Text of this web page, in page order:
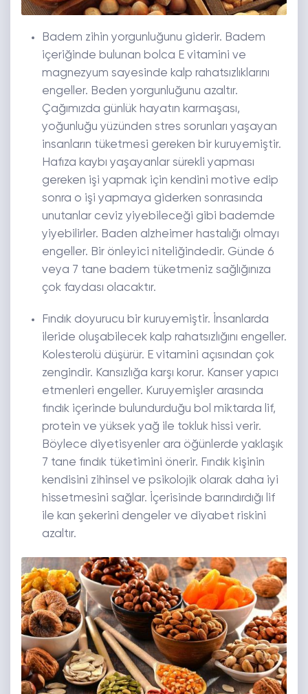
Badem zihin yorgunluğunu giderir. Badem
içeriğinde bulunan bolca E vitamini ve
magnezyum sayesinde kalp rahatsızlıklarını
engeller. Beden yorgunluğunu azaltır.
Çağımızda günlük hayatın karmaşası,
yoğunluğu yüzünden stres sorunları yaşayan
insanların tüketmesi gereken bir kuruyemiştir.
Hafıza kaybı yaşayanlar sürekli yapması
gereken işi yapmak için kendini motive edip
sonra o işi yapmaya giderken sonrasında
unutanlar ceviz yiyebileceği gibi bademde
yiyebilirler. Baden alzheimer hastalığı olmayı
engeller. Bir önleyici niteliğindedir. Günde 6
veya 7 tane badem tüketmeniz sağlığınıza
çok faydası olacaktır.
Fındık doyurucu bir kuruyemiştir. İnsanlarda
ileride oluşabilecek kalp rahatsızlığını engeller.
Kolesterolü düşürür. E vitamini açısından çok
zengindir. Kansızlığa karşı korur. Kanser yapıcı
etmenleri engeller. Kuruyemişler arasında
fındık içerinde bulundurduğu bol miktarda lif,
protein ve yüksek yağ ile tokluk hissi verir.
Böylece diyetisyenler ara öğünlerde yaklaşık
7 tane fındık tüketimini önerir. Fındık kişinin
kendisini zihinsel ve psikolojik olarak daha iyi
hissetmesini sağlar. İçerisinde barındırdığı lif
ile kan şekerini dengeler ve diyabet riskini
azaltır.